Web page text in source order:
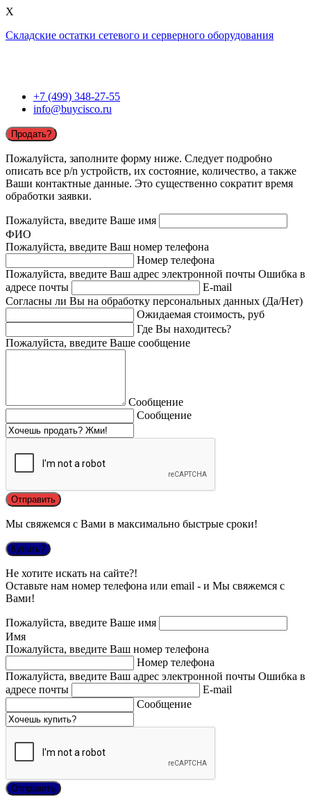
X
Складские остатки сетевого и серверного оборудования
+7 (499) 348-27-55
info@buycisco.ru
Продать?
Пожалуйста, заполните форму ниже. Следует подробно
описать все p/n устройств, их состояние, количество, а также
Ваши контактные данные. Это существенно сократит время
обработки заявки.
Пожалуйста, введите Ваше имя
ФИО
Пожалуйста, введите Ваш номер телефона
Номер телефона
Пожалуйста, введите Ваш адрес электронной почты Ошибка в
адресе почты
E-mail
Согласны ли Вы на обработку персональных данных (Да/Нет)
Ожидаемая стоимость, руб
Где Вы находитесь?
Пожалуйста, введите Ваше сообщение
Сообщение
Сообщение
Мы свяжемся с Вами в максимально быстрые сроки!
Купить?
Не хотите искать на сайте?!
Оставьте нам номер телефона или email - и Мы свяжемся с
Вами!
Пожалуйста, введите Ваше имя
Имя
Пожалуйста, введите Ваш номер телефона
Номер телефона
Пожалуйста, введите Ваш адрес электронной почты Ошибка в
адресе почты
E-mail
Сообщение